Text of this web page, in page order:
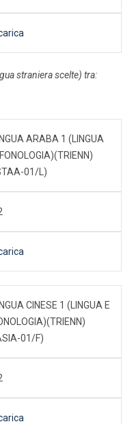
straniera scelte) tra:
ARABA 1 (LINGUA
01/L)
CINESE 1 (LINGUA E
01/F)